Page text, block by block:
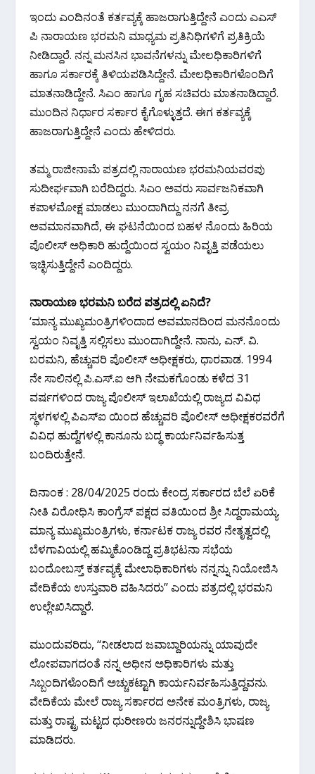
ಇಂದು ಎಂದಿನಂತೆ ಕರ್ತವ್ಯಕ್ಕೆ ಹಾಜರಾಗುತ್ತಿದ್ದೇನೆ ಎಂದು ಎಎಸ್
ಪಿ ನಾರಾಯಣ ಭರಮನಿ ಮಾಧ್ಯಮ ಪ್ರತಿನಿಧಿಗಳಿಗೆ ಪ್ರತಿಕ್ರಿಯೆ
ನೀಡಿದ್ದಾರೆ. ನನ್ನ ಮನಸಿನ ಭಾವನೆಗಳನ್ನು ಮೇಲಧಿಕಾರಿಗಳಿಗೆ
ಹಾಗೂ ಸರ್ಕಾರಕ್ಕೆ ತಿಳಿಯಪಡಿಸಿದ್ದೇನೆ. ಮೇಲಧಿಕಾರಿಗಳೊಂದಿಗೆ
ಮಾತನಾಡಿದ್ದೇನೆ. ಸಿಎಂ ಹಾಗೂ ಗೃಹ ಸಚಿವರು ಮಾತನಾಡಿದ್ದಾರೆ.
ಮುಂದಿನ ನಿರ್ಧಾರ ಸರ್ಕಾರ ಕೈಗೊಳ್ಳುತ್ತದೆ. ಈಗ ಕರ್ತವ್ಯಕ್ಕೆ
ಹಾಜರಾಗುತ್ತಿದ್ದೇನೆ ಎಂದು ಹೇಳಿದರು.
ತಮ್ಮ ರಾಜೀನಾಮೆ ಪತ್ರದಲ್ಲಿ ನಾರಾಯಣ ಭರಮನಿಯವರಪು
ಸುದೀರ್ಘವಾಗಿ ಬರೆದಿದ್ದರು. ಸಿಎಂ ಅವರು ಸಾರ್ವಜನಿಕವಾಗಿ
ಕಪಾಳಮೋಕ್ಷ ಮಾಡಲು ಮುಂದಾಗಿದ್ದು ನನಗೆ ತೀವ್ರ
ಅವಮಾನವಾಗಿದೆ, ಈ ಘಟನೆಯಿಂದ ಬಹಳ ನೊಂದು ಹಿರಿಯ
ಪೊಲೀಸ್ ಅಧಿಕಾರಿ ಹುದ್ದೆಯಿಂದ ಸ್ವಯಂ ನಿವೃತ್ತಿ ಪಡೆಯಲು
ಇಚ್ಛಿಸುತ್ತಿದ್ದೇನೆ ಎಂದಿದ್ದರು.
ನಾರಾಯಣ ಭರಮನಿ ಬರೆದ ಪತ್ರದಲ್ಲಿ ಏನಿದೆ?
‘ಮಾನ್ಯ ಮುಖ್ಯಮಂತ್ರಿಗಳಿಂದಾದ ಅವಮಾನದಿಂದ ಮನನೊಂದು
ಸ್ವಯಂ ನಿವೃತ್ತಿ ಸಲ್ಲಿಸಲು ಮುಂದಾಗಿದ್ದೇನೆ. ನಾನು, ಎನ್. ವಿ.
ಬರಮನಿ, ಹೆಚ್ಚುವರಿ ಪೊಲೀಸ್ ಅಧೀಕ್ಷಕರು, ಧಾರವಾಡ. 1994
ನೇ ಸಾಲಿನಲ್ಲಿ ಪಿ.ಎಸ್.ಐ ಆಗಿ ನೇಮಕಗೊಂಡು ಕಳೆದ 31
ವರ್ಷಗಳಿಂದ ರಾಜ್ಯ ಪೊಲೀಸ್ ಇಲಾಖೆಯಲ್ಲಿ ರಾಜ್ಯದ ವಿವಿಧ
ಸ್ಥಳಗಳಲ್ಲಿ ಪಿಎಸ್ಐ ಯಿಂದ ಹೆಚ್ಚುವರಿ ಪೊಲೀಸ್ ಅಧೀಕ್ಷಕರವರೆಗೆ
ವಿವಿಧ ಹುದ್ದೆಗಳಲ್ಲಿ ಕಾನೂನು ಬದ್ಧ ಕಾರ್ಯನಿರ್ವಹಿಸುತ್ತ
ಬಂದಿರುತ್ತೇನೆ.
ದಿನಾಂಕ : 28/04/2025 ರಂದು ಕೇಂದ್ರ ಸರ್ಕಾರದ ಬೆಲೆ ಏರಿಕೆ
ನೀತಿ ವಿರೋಧಿಸಿ ಕಾಂಗ್ರೆಸ್ ಪಕ್ಷದ ವತಿಯಿಂದ ಶ್ರೀ ಸಿದ್ದರಾಮಯ್ಯ.
ಮಾನ್ಯ ಮುಖ್ಯಮಂತ್ರಿಗಳು, ಕರ್ನಾಟಕ ರಾಜ್ಯ ರವರ ನೇತೃತ್ವದಲ್ಲಿ
ಬೆಳಗಾವಿಯಲ್ಲಿ ಹಮ್ಮಿಕೊಂಡಿದ್ದ ಪ್ರತಿಭಟನಾ ಸಭೆಯ
ಬಂದೋಬಸ್ತ್ ಕರ್ತವ್ಯಕ್ಕೆ ಮೇಲಾಧಿಕಾರಿಗಳು ನನ್ನನ್ನು ನಿಯೋಜಿಸಿ
ವೇದಿಕೆಯ ಉಸ್ತುವಾರಿ ವಹಿಸಿದರು’’ ಎಂದು ಪತ್ರದಲ್ಲಿ ಭರಮನಿ
ಉಲ್ಲೇಖಿಸಿದ್ದಾರೆ.
ಮುಂದುವರಿದು, ‘‘ನೀಡಲಾದ ಜವಾಬ್ದಾರಿಯನ್ನು ಯಾವುದೇ
ಲೋಪವಾಗದಂತೆ ನನ್ನ ಅಧೀನ ಅಧಿಕಾರಿಗಳು ಮತ್ತು
ಸಿಬ್ಬಂದಿಗಳೊಂದಿಗೆ ಅಚ್ಚುಕಟ್ಟಾಗಿ ಕಾರ್ಯನಿರ್ವಹಿಸುತ್ತಿದ್ದವನು.
ವೇದಿಕೆಯ ಮೇಲೆ ರಾಜ್ಯ ಸರ್ಕಾರದ ಅನೇಕ ಮಂತ್ರಿಗಳು, ರಾಜ್ಯ
ಮತ್ತು ರಾಷ್ಟ್ರ ಮಟ್ಟದ ಧುರೀಣರು ಜನರನ್ನುದ್ದೇಶಿಸಿ ಭಾಷಣ
ಮಾಡಿದರು.